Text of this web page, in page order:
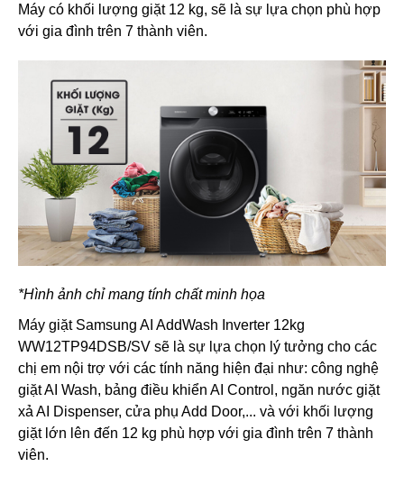
Máy có khối lượng giặt 12 kg, sẽ là sự lựa chọn phù hợp
với gia đình trên 7 thành viên.
*Hình ảnh chỉ mang tính chất minh họa
Máy giặt Samsung AI AddWash Inverter 12kg
WW12TP94DSB/SV sẽ là sự lựa chọn lý tưởng cho các
chị em nội trợ với các tính năng hiện đại như: công nghệ
giặt AI Wash, bảng điều khiển AI Control, ngăn nước giặt
xả AI Dispenser, cửa phụ Add Door,... và với khối lượng
giặt lớn lên đến 12 kg phù hợp với gia đình trên 7 thành
viên.